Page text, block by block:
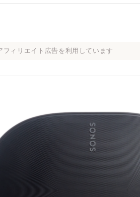
フィリエイト広告を利用しています